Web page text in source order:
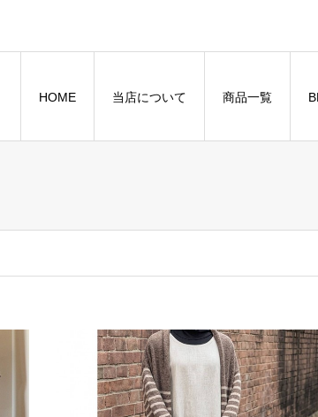
HOME 当店について 商品一覧